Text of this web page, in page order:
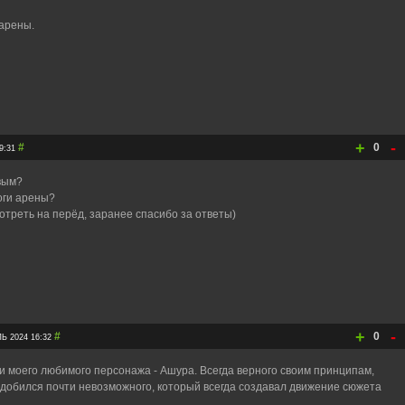
+ 0 -
#
арены?
на перёд, заранее спасибо за ответы)
+ 0 -
2024 16:32 #
моего любимого персонажа - Ашура. Всегда верного своим принципам,
почти невозможного, который всегда создавал движение сюжета